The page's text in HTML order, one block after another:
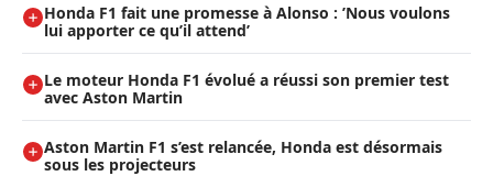
Honda F1 fait une promesse à Alonso : ’Nous voulons
lui apporter ce qu’il attend’
Le moteur Honda F1 évolué a réussi son premier test
avec Aston Martin
Aston Martin F1 s’est relancée, Honda est désormais
sous les projecteurs